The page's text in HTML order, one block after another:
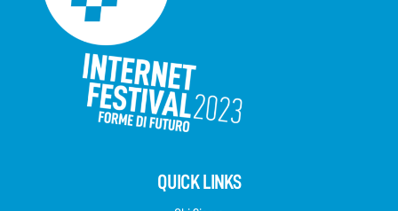
QUICK LINKS